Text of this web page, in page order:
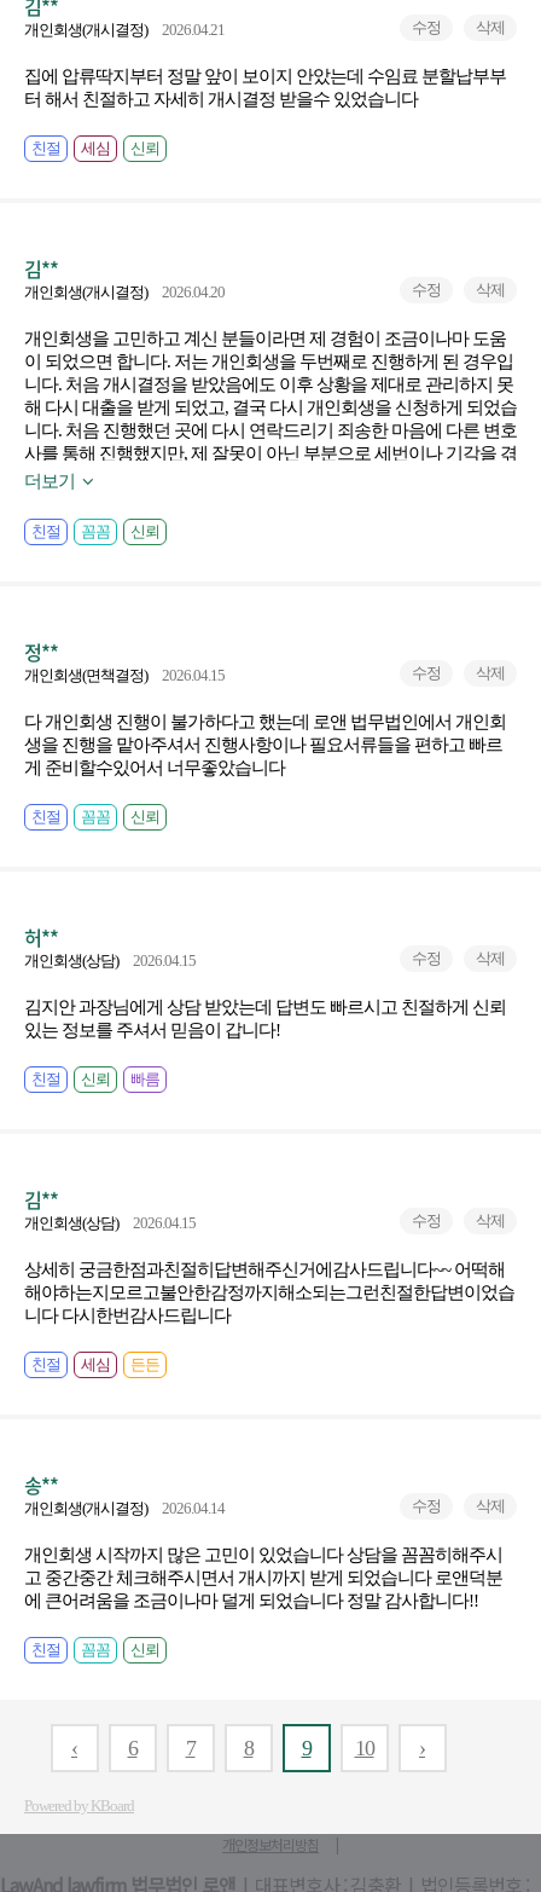
개인회생(개시결정) 2026.04.21 수정 삭제
집에 압류딱지부터 정말 앞이 보이지 안았는데 수임료 분할납부부
터 해서 친절하고 자세히 개시결정 받을수 있었습니다
친절 세심 신뢰
김**
개인회생(개시결정) 2026.04.20 수정 삭제
개인회생을 고민하고 계신 분들이라면 제 경험이 조금이나마 도움
이 되었으면 합니다. 저는 개인회생을 두번째로 진행하게 된 경우입
니다. 처음 개시결정을 받았음에도 이후 상황을 제대로 관리하지 못
해 다시 대출을 받게 되었고, 결국 다시 개인회생을 신청하게 되었습
니다. 처음 진행했던 곳에 다시 연락드리기 죄송한 마음에 다른 변호
사를 통해 진행했지만, 제 잘못이 아닌 부분으로 세번이나 기각을 겪
었습니다. 그 사이 독촉은 계속되었고, 결국 급여압류까지 진행되면
이상 미룰 수 없다고 생각해, 처음 개인회생을 도와주셨던 김태준 팀
장님께 다시 연락드렸습니다. 결과적으로 이 선택이 가장 현명한 선
드디어 다시 개시결정을 받을 수 있었습니다. 막막했던 상황에서 벗
어날 수 있게 도와주신 김태준 팀장님과 박유진 대리님께 진심으로
라 과정과 결과가 크게 달라질 수 있다는 걸 느꼈습니다. 저처럼 어
려운 상황에 계신 분들이라면, 한 번쯤 상담 받아보시는 것을 조심스
럽게 추천드립니다.
더보기
친절 꼼꼼 신뢰
정**
개인회생(면책결정) 2026.04.15 수정 삭제
다 개인회생 진행이 불가하다고 했는데 로앤 법무법인에서 개인회
생을 진행을 맡아주셔서 진행사항이나 필요서류들을 편하고 빠르
게 준비할수있어서 너무좋았습니다
친절 꼼꼼 신뢰
허**
개인회생(상담) 2026.04.15 수정 삭제
김지안 과장님에게 상담 받았는데 답변도 빠르시고 친절하게 신뢰
있는 정보를 주셔서 믿음이 갑니다!
친절 신뢰 빠름
김**
개인회생(상담) 2026.04.15 수정 삭제
상세히 궁금한점과친절히답변해주신거에감사드립니다~~ 어떡해
해야하는지모르고불안한감정까지해소되는그런친절한답변이었습
니다 다시한번감사드립니다
친절 세심 든든
송**
개인회생(개시결정) 2026.04.14 수정 삭제
개인회생 시작까지 많은 고민이 있었습니다 상담을 꼼꼼히해주시
고 중간중간 체크해주시면서 개시까지 받게 되었습니다 로앤덕분
에 큰어려움을 조금이나마 덜게 되었습니다 정말 감사합니다!!
친절 꼼꼼 신뢰
‹ 6 7 8 9 10 ›
Powered by KBoard
개인정보처리방침
LawAnd lawfirm 법무법인 로앤 | 대표변호사 : 김충환 | 법인등록번호 :